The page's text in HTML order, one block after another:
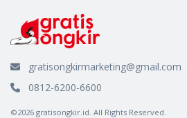
gratisongkirmarketing@gmail.com
0812-6200-6600
©2026 gratisongkir.id. All Rights Reserved.